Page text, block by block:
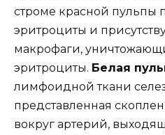
строме красной пульпы
эритроциты и
макрофаги,
эритроциты. Белая
лимфоидной ткани
представленная
вокруг артерий,